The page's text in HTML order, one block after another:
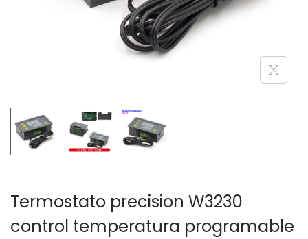
a
c
i
i
d
o
Termostato precision W3230
control temperatura programable